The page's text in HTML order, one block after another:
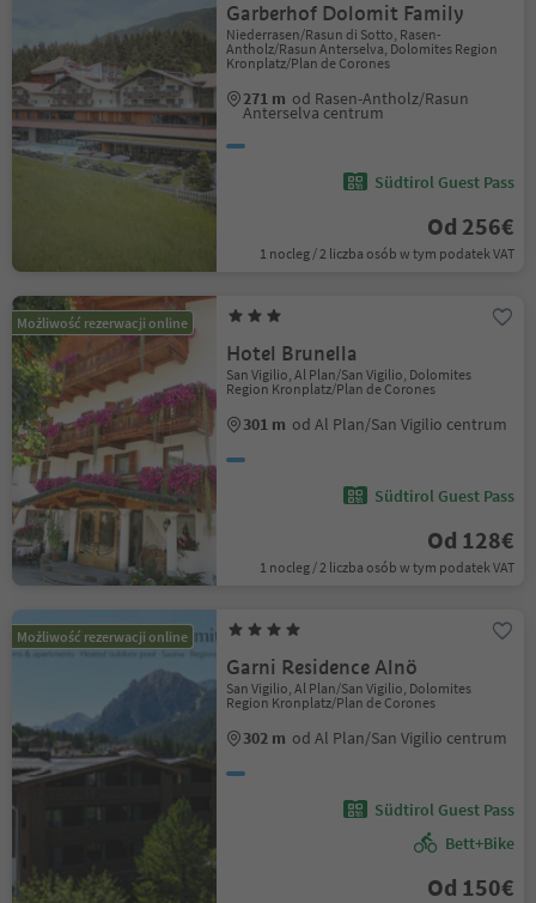
Garberhof Dolomit Family
Niederrasen/Rasun di Sotto, Rasen-
Antholz/Rasun Anterselva, Dolomites Region
Kronplatz/Plan de Corones
271 m od Rasen-Antholz/Rasun
Anterselva centrum
Südtirol Guest Pass
Od 256€
1 nocleg / 2 liczba osób w tym podatek VAT
Możliwość rezerwacji online
Hotel Brunella
San Vigilio, Al Plan/San Vigilio, Dolomites
Region Kronplatz/Plan de Corones
301 m od Al Plan/San Vigilio centrum
Südtirol Guest Pass
Od 128€
1 nocleg / 2 liczba osób w tym podatek VAT
Możliwość rezerwacji online
Garni Residence Alnö
San Vigilio, Al Plan/San Vigilio, Dolomites
Region Kronplatz/Plan de Corones
302 m od Al Plan/San Vigilio centrum
Südtirol Guest Pass
Bett+Bike
Od 150€